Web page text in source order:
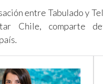
entre Tabulado y
Chile, comparte